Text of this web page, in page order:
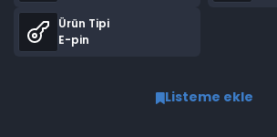
Ürün Tipi
E-pin
Listeme ekle